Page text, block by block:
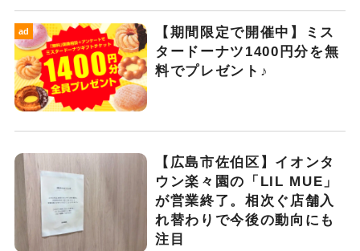
ad
【期間限定で開催中】ミス
タードーナツ1400円分を無
料でプレゼント♪
【広島市佐伯区】イオンタ
ウン楽々園の「LIL MUE」
が営業終了。相次ぐ店舗入
れ替わりで今後の動向にも
注目